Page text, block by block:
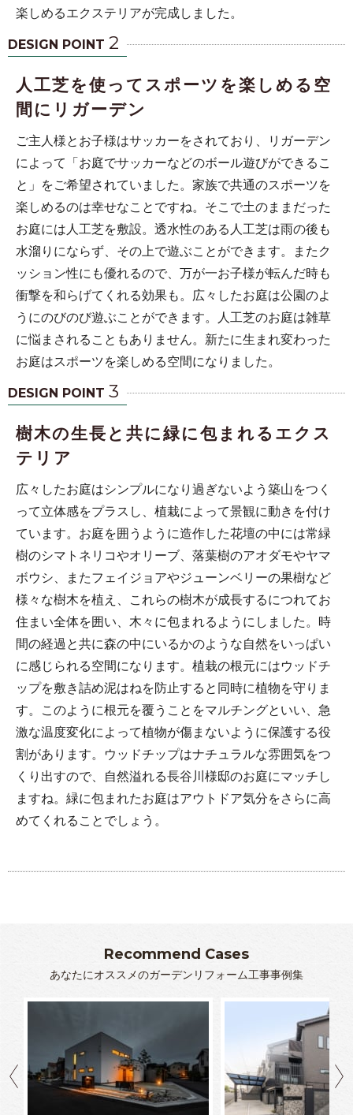
楽しめるエクステリアが完成しました。
DESIGN POINT 2
人工芝を使ってスポーツを楽しめる空
間にリガーデン
ご主人様とお子様はサッカーをされており、リガーデン
によって「お庭でサッカーなどのボール遊びができるこ
と」をご希望されていました。家族で共通のスポーツを
楽しめるのは幸せなことですね。そこで土のままだった
お庭には人工芝を敷設。透水性のある人工芝は雨の後も
水溜りにならず、その上で遊ぶことができます。またク
ッション性にも優れるので、万が一お子様が転んだ時も
衝撃を和らげてくれる効果も。広々したお庭は公園のよ
うにのびのび遊ぶことができます。人工芝のお庭は雑草
に悩まされることもありません。新たに生まれ変わった
お庭はスポーツを楽しめる空間になりました。
DESIGN POINT 3
樹木の生長と共に緑に包まれるエクス
テリア
広々したお庭はシンプルになり過ぎないよう築山をつく
って立体感をプラスし、植栽によって景観に動きを付け
ています。お庭を囲うように造作した花壇の中には常緑
樹のシマトネリコやオリーブ、落葉樹のアオダモやヤマ
ボウシ、またフェイジョアやジューンベリーの果樹など
様々な樹木を植え、これらの樹木が成長するにつれてお
住まい全体を囲い、木々に包まれるようにしました。時
間の経過と共に森の中にいるかのような自然をいっぱい
に感じられる空間になります。植栽の根元にはウッドチ
ップを敷き詰め泥はねを防止すると同時に植物を守りま
す。このように根元を覆うことをマルチングといい、急
激な温度変化によって植物が傷まないように保護する役
割があります。ウッドチップはナチュラルな雰囲気をつ
くり出すので、自然溢れる長谷川様邸のお庭にマッチし
ますね。緑に包まれたお庭はアウトドア気分をさらに高
めてくれることでしょう。
Recommend Cases
あなたにオススメのガーデンリフォーム工事事例集